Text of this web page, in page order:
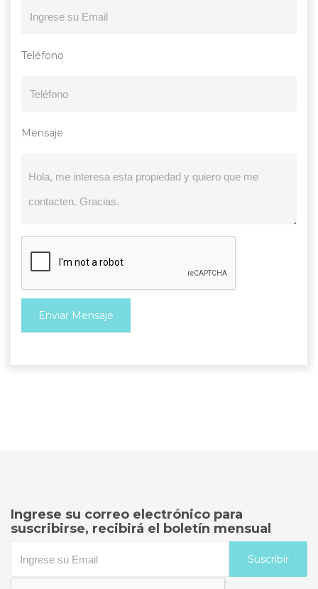
Teléfono
Mensaje
Enviar Mensaje
Ingrese su correo electrónico para
suscribirse, recibirá el boletín mensual
Suscribir